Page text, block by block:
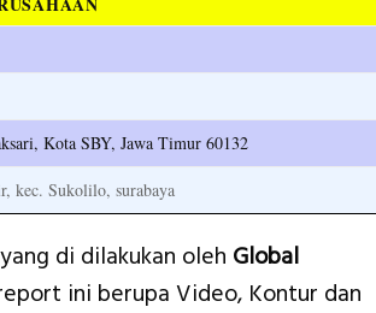
Kota SBY, Jawa Timur 60132
kec. Sukolilo, surabaya
di dilakukan oleh Global
ini berupa Video, Kontur dan